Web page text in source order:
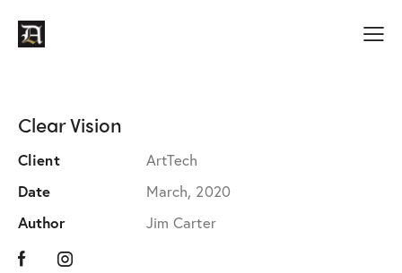
Clear Vision
Client
ArtTech
Date
March, 2020
Author
Jim Carter